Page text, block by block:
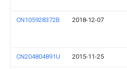
CN105928372B 2018-12-07
CN204804891U 2015-11-25